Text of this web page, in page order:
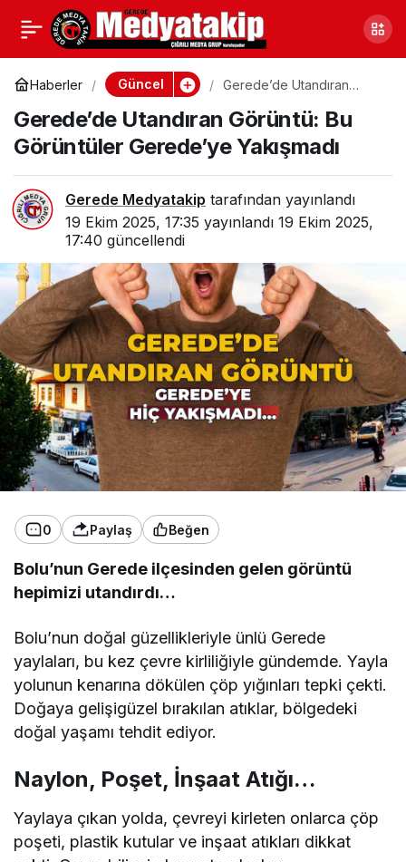
Haberler Güncel
Gerede’de Utandıran
Gerede’ye Yakışmadı
Gerede’de Utandıran Görüntü: Bu
Görüntüler Gerede’ye Yakışmadı
Gerede Medyatakip tarafından yayınlandı
19 Ekim 2025, 17:35 yayınlandı 19 Ekim 2025,
17:40 güncellendi
0 Paylaş Beğen
Bolu’nun Gerede ilçesinden gelen görüntü
hepimizi utandırdı…
Bolu’nun doğal güzellikleriyle ünlü Gerede
yaylaları, bu kez çevre kirliliğiyle gündemde. Yayla
yolunun kenarına dökülen çöp yığınları tepki çekti.
Doğaya gelişigüzel bırakılan atıklar, bölgedeki
doğal yaşamı tehdit ediyor.
Naylon, Poşet, İnşaat Atığı…
Yaylaya çıkan yolda, çevreyi kirleten onlarca çöp
poşeti, plastik kutular ve inşaat atıkları dikkat
Eski Gerede Kaymakamı
Hayatını Kaybetti
Paylaş